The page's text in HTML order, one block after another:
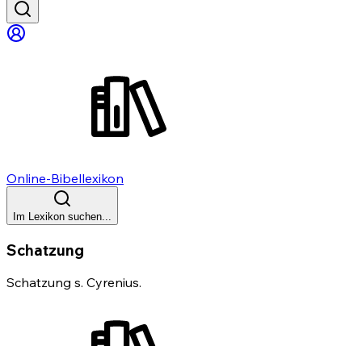
Online-Bibellexikon
Im Lexikon suchen...
Schatzung
Schatzung s. Cyrenius.